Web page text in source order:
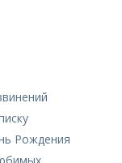
Рождения